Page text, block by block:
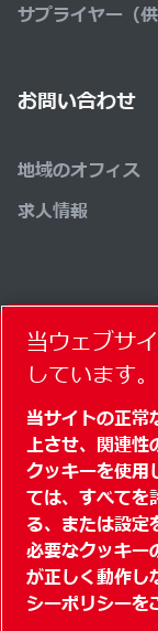
サプライヤー（供
お問い合わせ
地域のオフィス
求人情報
サイトマップ"
当ウェブサ
しています。
当サイトの正常
上させ、関連性
クッキーを使用
ては、すべてを
る、または設定
必要なクッキー
が正しく動作し
シーポリシーを